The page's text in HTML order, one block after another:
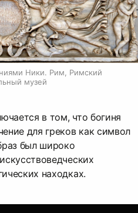
Ники. Рим, Римский
музей
в том, что богиня
для греков как символ
был широко
находках.